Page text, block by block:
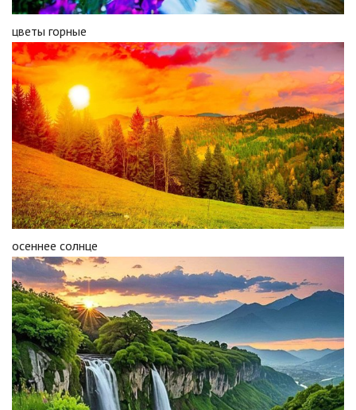
цветы горные
осеннее солнце